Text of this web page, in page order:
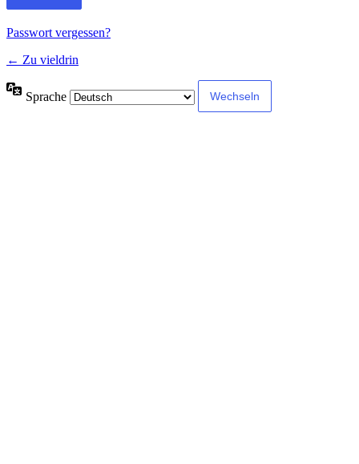
Passwort vergessen?
← Zu vieldrin
Sprache